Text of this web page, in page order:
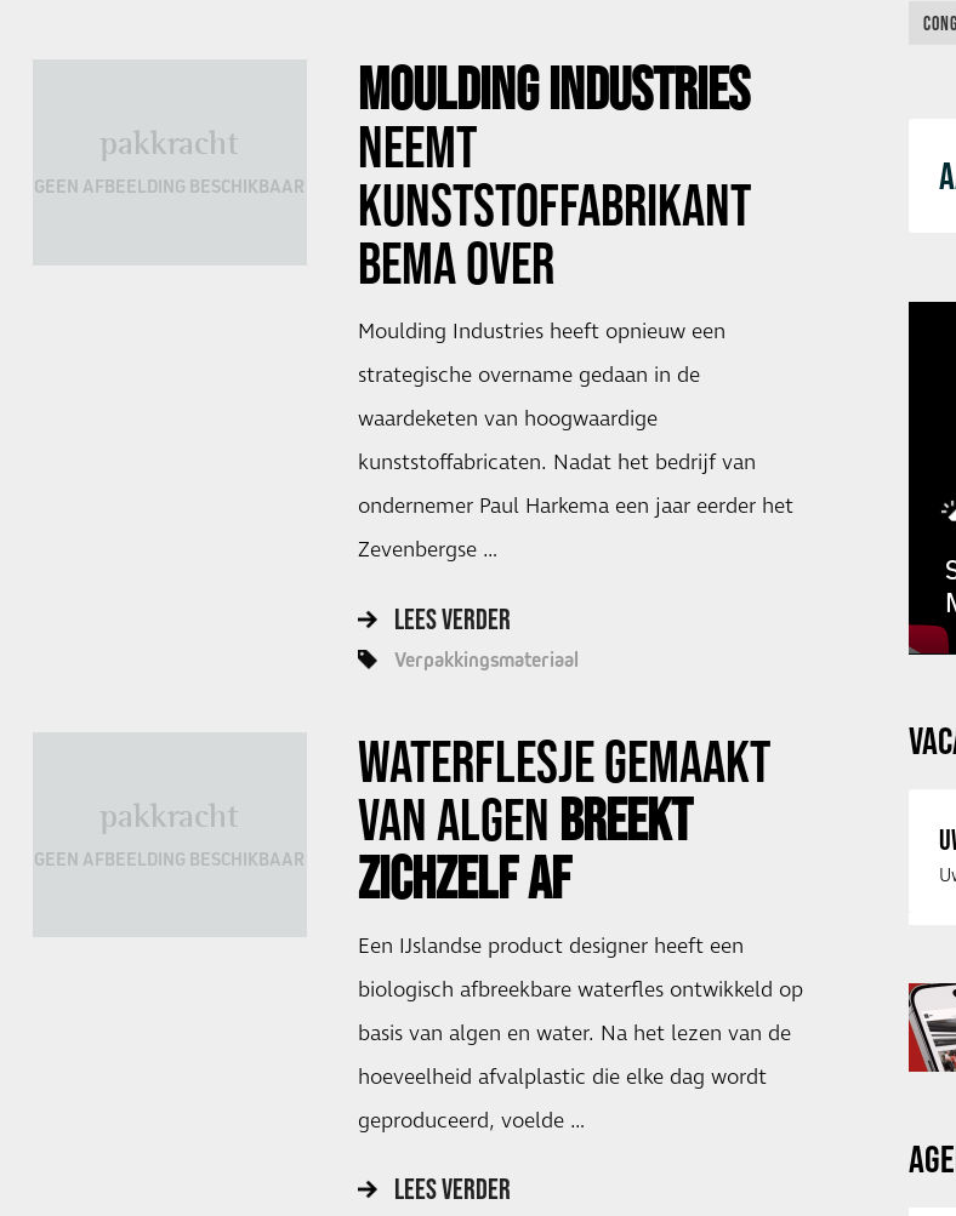
pakkracht
GEEN AFBEELDING BESCHIKBAAR
MOULDING INDUSTRIES
NEEMT
KUNSTSTOFFABRIKANT
BEMAOVER
Moulding Industries heeft opnieuw een
strategische overname gedaan in de
waardeketen van hoogwaardige
kunststoffabricaten. Nadat het bedrijf van
ondernemer Paul Harkema een jaar eerder het
Zevenbergse …
LEES VERDER
Verpakkingsmateriaal
pakkracht
GEEN AFBEELDING BESCHIKBAAR
WATERFLESJEGEMAAKT
VAN ALGEN BREEKT
ZICHZELF AF
Een IJslandse product designer heeft een
biologisch afbreekbare waterfles ontwikkeld op
basis van algen en water. Na het lezen van de
hoeveelheid afvalplastic die elke dag wordt
geproduceerd, voelde …
LEES VERDER